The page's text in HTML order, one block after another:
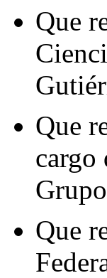
Que
Que
cargo
Que